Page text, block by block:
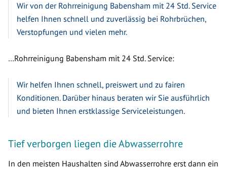
Wir von der Rohrreinigung Babensham mit 24 Std. Service
helfen Ihnen schnell und zuverlässig bei Rohrbrüchen,
Verstopfungen und vielen mehr.
…Rohrreinigung Babensham mit 24 Std. Service:
Wir helfen Ihnen schnell, preiswert und zu fairen
Konditionen. Darüber hinaus beraten wir Sie ausführlich
und bieten Ihnen erstklassige Serviceleistungen.
Tief verborgen liegen die Abwasserrohre
In den meisten Haushalten sind Abwasserrohre erst dann ein